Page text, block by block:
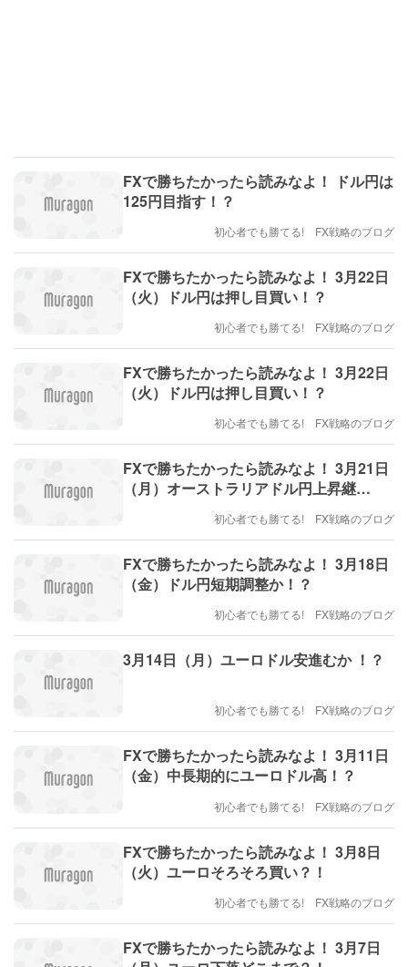
FXで勝ちたかったら読みなよ！ ドル円は
125円目指す！？
初心者でも勝てる! FX戦略のブログ
FXで勝ちたかったら読みなよ！ 3月22日
（火）ドル円は押し目買い！？
初心者でも勝てる! FX戦略のブログ
FXで勝ちたかったら読みなよ！ 3月22日
（火）ドル円は押し目買い！？
初心者でも勝てる! FX戦略のブログ
FXで勝ちたかったら読みなよ！ 3月21日
（月）オーストラリアドル円上昇継
初心者でも勝てる! FX戦略のブログ
FXで勝ちたかったら読みなよ！ 3月18日
（金）ドル円短期調整か！？
初心者でも勝てる! FX戦略のブログ
3月14日（月）ユーロドル安進むか ！？
初心者でも勝てる! FX戦略のブログ
FXで勝ちたかったら読みなよ！ 3月11日
（金）中長期的にユーロドル高！？
初心者でも勝てる! FX戦略のブログ
FXで勝ちたかったら読みなよ！ 3月8日
（火）ユーロそろそろ買い？！
初心者でも勝てる! FX戦略のブログ
FXで勝ちたかったら読みなよ！ 3月7日